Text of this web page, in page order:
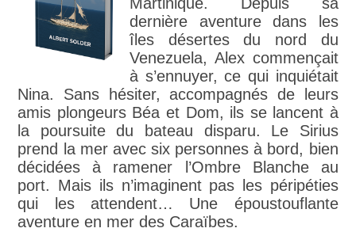
dernière aventure dans les
îles désertes du nord du
Venezuela, Alex commençait
à s’ennuyer, ce qui inquiétait
Nina. Sans hésiter, accompagnés de leurs
amis plongeurs Béa et Dom, ils se lancent à
la poursuite du bateau disparu. Le Sirius
prend la mer avec six personnes à bord, bien
décidées à ramener l’Ombre Blanche au
port. Mais ils n’imaginent pas les péripéties
qui les attendent… Une époustouflante
aventure en mer des Caraïbes.